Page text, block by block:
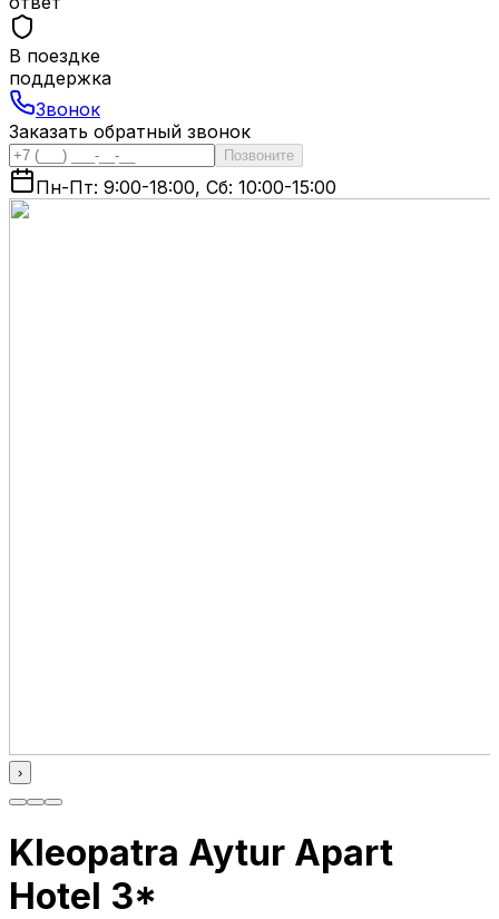
В поездке
поддержка
Звонок
Заказать обратный звонок
Позвоните
Пн-Пт: 9:00-18:00, Сб: 10:00-15:00
›
Kleopatra Aytur Apart
Hotel 3*